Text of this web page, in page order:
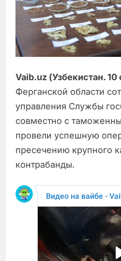
Vaib.uz (Узбекистан. 10
Ферганской области
управления Службы
совместно с
провели успешную
пресечению крупного
контрабанды.